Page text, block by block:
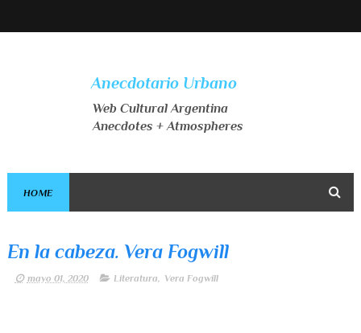
Anecdotario Urbano
Web Cultural Argentina
Anecdotes + Atmospheres
HOME
En la cabeza. Vera Fogwill
mayo 01, 2020 Literatura, Vera Fogwill